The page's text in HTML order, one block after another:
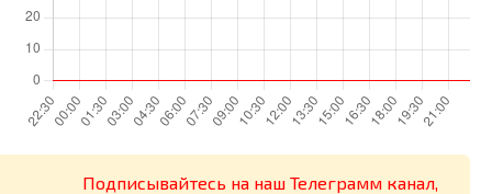
Подписывайтесь на наш Телеграмм канал,